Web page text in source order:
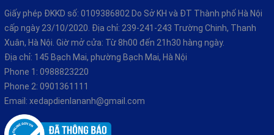
Điểm nổi bật không thể bỏ qua của Schính là
năng tiết kiệm nhiên liệu
1.107L/100km
giúp người dùng tiết kiệm chi phí trong quá trình sử dụng.
Giấy phép ĐKKD số: 0109386802 Do Sở KH và ĐT Thành phố Hà Nội
cấp ngày 23/10/2020. Địa chỉ: 239-241-243 Trường Chinh, Thanh
Xuân, Hà Nội. Giờ mở cửa: Từ 8h00 đến 21h30 hàng ngày.
Địa chỉ: 145 Bạch Mai, phường Bạch Mai, Hà Nội
Phone 1: 0988823220
Phone 2: 0901361111
Email: xedapdienlananh@gmail.com